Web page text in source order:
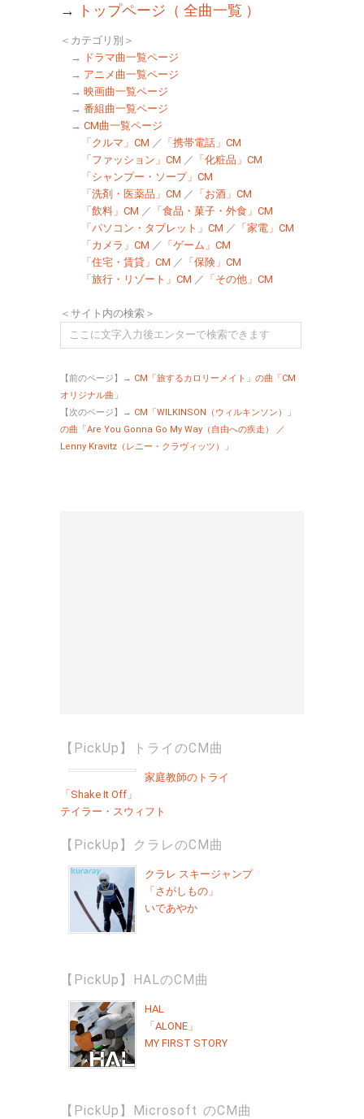
→ トップページ（ 全曲一覧 ）
＜カテゴリ別＞
→
ドラマ曲一覧ページ
→ アニメ曲一覧ページ
→ 映画曲一覧ページ
→ 番組曲一覧ページ
→ CM曲一覧ページ
「クルマ」CM ／ 「携帯電話」CM
「ファッション」CM ／ 「化粧品」CM
「シャンプー・ソープ」CM
「洗剤・医薬品」CM ／ 「お酒」CM
「飲料」CM ／ 「食品・菓子・外食」CM
「パソコン・タブレット」CM ／ 「家電」CM
「カメラ」CM ／ 「ゲーム」CM
「住宅・賃貸」CM ／ 「保険」CM
「旅行・リゾート」CM ／ 「その他」CM
＜サイト内の検索＞
【前のページ】→ CM「旅するカロリーメイト」の曲「CM
オリジナル曲」
【次のページ】→ CM「WILKINSON（ウィルキンソン）」
の曲「Are You Gonna Go My Way（自由への疾走） ／
Lenny Kravitz（レニー・クラヴィッツ）」
【PickUp】トライのCM曲
家庭教師のトライ
「Shake It Off」
テイラー・スウィフト
【PickUp】クラレのCM曲
クラレ スキージャンプ
「さがしもの」
いであやか
【PickUp】HALのCM曲
HAL
「ALONE」
MY FIRST STORY
【PickUp】Microsoft のCM曲